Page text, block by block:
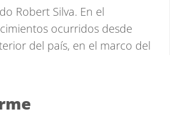
Robert Silva. En el
ocurridos desde
del país, en el marco del